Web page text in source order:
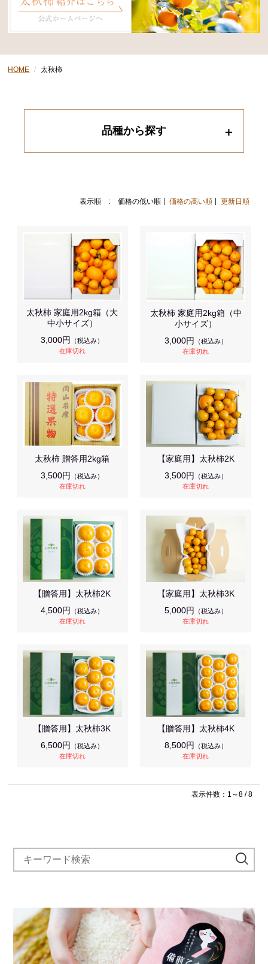
HOME 太秋柿
品種から探す
表示順 : 価格の低い順 価格の高い順 更新日順
太秋柿 家庭用2kg箱（大
中小サイズ）
3,000円
（税込み）
在庫切れ
太秋柿 家庭用2kg箱（中
小サイズ）
3,000円
（税込み）
在庫切れ
太秋柿 贈答用2kg箱
3,500円
（税込み）
在庫切れ
【家庭用】太秋柿2K
3,500円
（税込み）
在庫切れ
【贈答用】太秋柿2K
4,500円
（税込み）
在庫切れ
【家庭用】太秋柿3K
5,000円
（税込み）
在庫切れ
【贈答用】太秋柿3K
6,500円
（税込み）
在庫切れ
【贈答用】太秋柿4K
8,500円
（税込み）
在庫切れ
表示件数：1～8 / 8